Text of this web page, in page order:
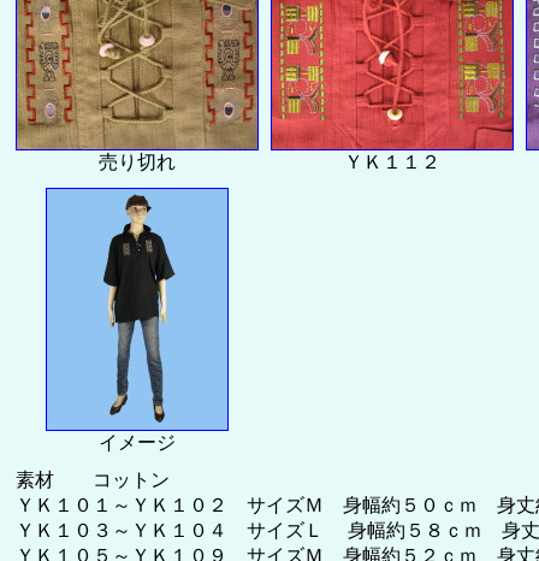
売り切れ ＹＫ１１２
イメージ
素材 コットン
ＹＫ１０１～ＹＫ１０２ サイズＭ 身幅約５０ｃｍ 身丈
ＹＫ１０３～ＹＫ１０４ サイズＬ 身幅約５８ｃｍ 身丈
ＹＫ１０５～ＹＫ１０９ サイズＭ 身幅約５２ｃｍ 身丈